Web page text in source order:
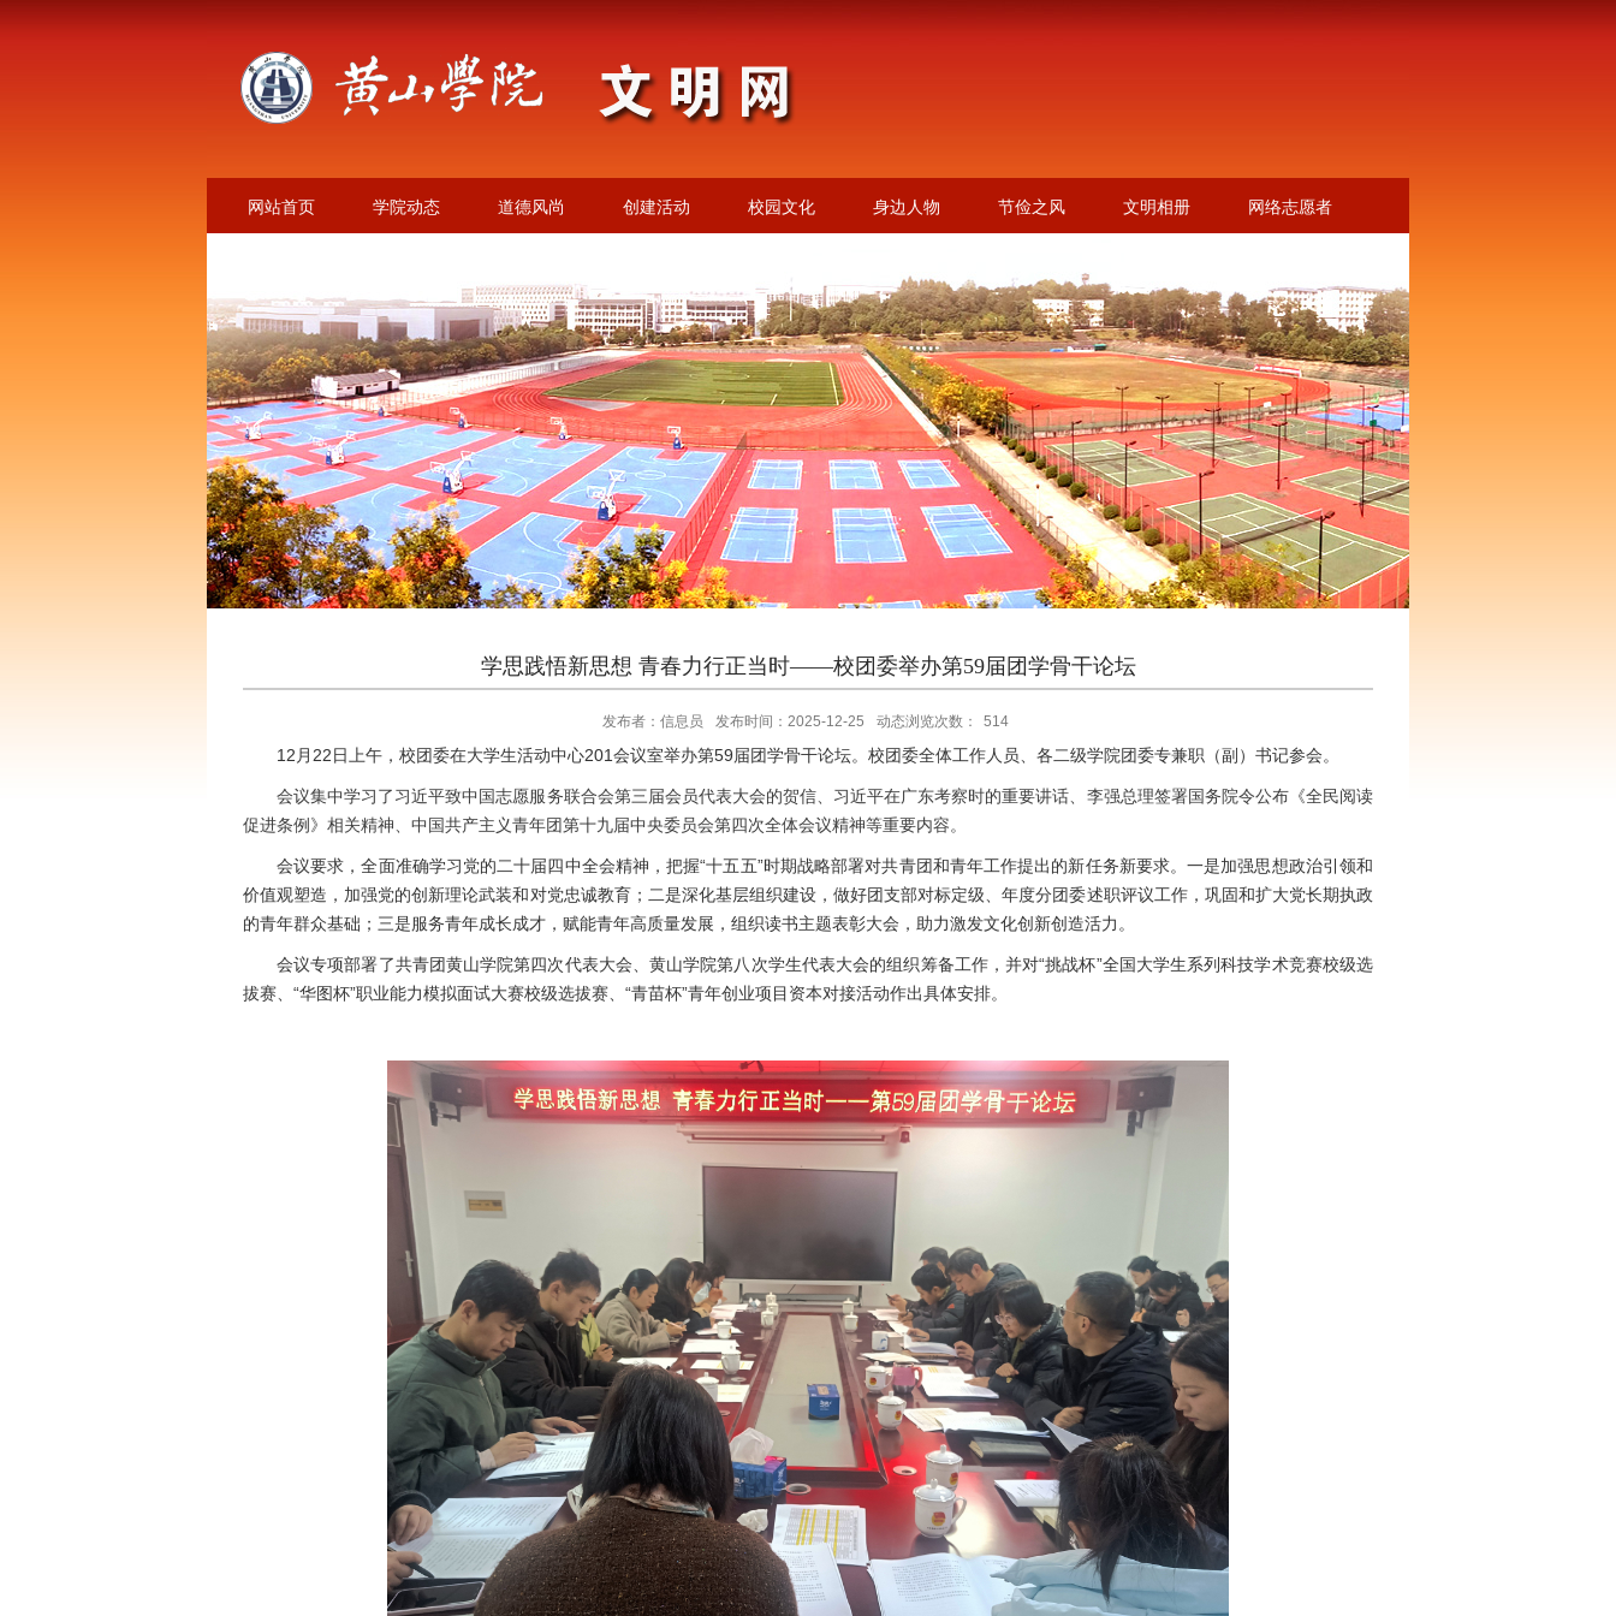
网站首页 学院动态 道德风尚 创建活动 校园文化 身边人物 节俭之风 文明相册 网络志愿者
学思践悟新思想 青春力行正当时——校团委举办第59届团学骨干论坛
发布者：信息员 发布时间：2025-12-25 动态浏览次数： 514
12月22日上午，校团委在大学生活动中心201会议室举办第59届团学骨干论坛。校团委全体工作人员、各二级学院团委专兼职（副）书记参会。
会议集中学习了习近平致中国志愿服务联合会第三届会员代表大会的贺信、习近平在广东考察时的重要讲话、李强总理签署国务院令公布《全民阅读
促进条例》相关精神、中国共产主义青年团第十九届中央委员会第四次全体会议精神等重要内容。
会议要求，全面准确学习党的二十届四中全会精神，把握“十五五”时期战略部署对共青团和青年工作提出的新任务新要求。一是加强思想政治引领和
价值观塑造，加强党的创新理论武装和对党忠诚教育；二是深化基层组织建设，做好团支部对标定级、年度分团委述职评议工作，巩固和扩大党长期执政
的青年群众基础；三是服务青年成长成才，赋能青年高质量发展，组织读书主题表彰大会，助力激发文化创新创造活力。
会议专项部署了共青团黄山学院第四次代表大会、黄山学院第八次学生代表大会的组织筹备工作，并对“挑战杯”全国大学生系列科技学术竞赛校级选
拔赛、“华图杯”职业能力模拟面试大赛校级选拔赛、“青苗杯”青年创业项目资本对接活动作出具体安排。